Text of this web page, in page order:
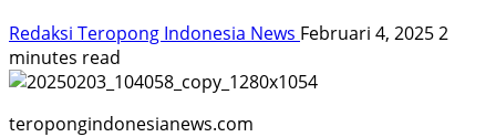
Redaksi Teropong Indonesia News Februari 4, 20252
minutes read
teropongindonesianews.com